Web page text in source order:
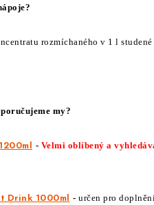
rozmíchaného v 1 l
my?
- Velmi oblíbený a
Drink 1000ml - určen pro